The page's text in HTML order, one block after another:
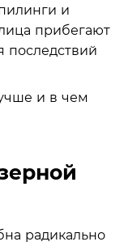
и
прибегают
последствий
радикально